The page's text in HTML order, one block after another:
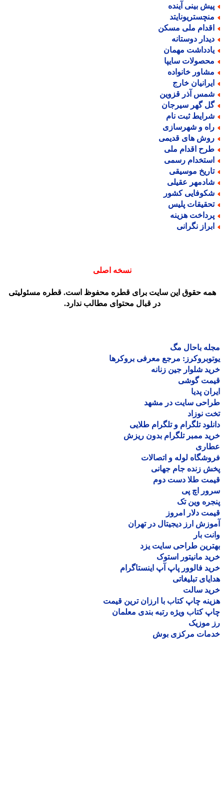
بینی آینده
ملی مسکن
دوستانه
مهمان
سایپا
خانواده
خارج
آذر قزوین
گهر سیرجان
ثبت نام
و شهرسازی
های قدیمی
اقدام ملی
رسمی
موسیقی
عقیلی
کشور
پلیس
هزینه
نگرانی
نسخه اصلی
حقوق این سایت برای قطره محفوظ است. قطره مسئولیتی
در قبال محتوای مطالب ندارد.
باحال مگ
مرجع معرفی بروکرها
شلوار جین زنانه
گوشی
پدیا
سایت در مشهد
نوزاد
تلگرام و تلگرام طلایی
ممبر تلگرام بدون ریزش
لوله و اتصالات
زنده جام جهانی
طلا دست دوم
اچ پی
وین تک
دلار امروز
ارز دیجیتال در تهران
بار
طراحی سایت یزد
مانیتور استوک
فالوور پاپ آپ اینستاگرام
تبلیغاتی
سالت
چاپ کتاب با ارزان ترین قیمت
کتاب ویژه رتبه بندی معلمان
موزیک
مرکزی بوش